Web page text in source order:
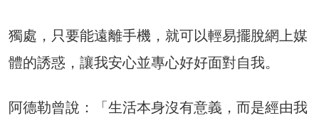
獨處，只要能遠離手機，就可以輕易擺脫網上媒
體的誘惑，讓我安心並專心好好面對自我。
阿德勒曾說：「生活本身沒有意義，而是經由我